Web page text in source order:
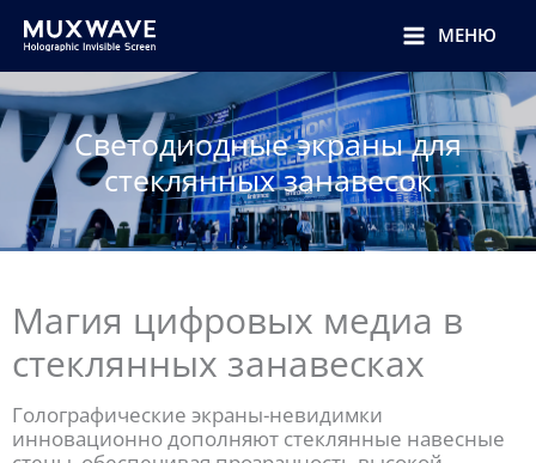
容
МЕНЮ
Светодиодные экраны для
стеклянных занавесок
Магия цифровых медиа в
стеклянных занавесках
Голографические экраны-невидимки
инновационно дополняют стеклянные навесные